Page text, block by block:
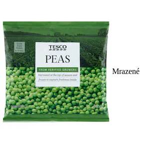
Mrazené